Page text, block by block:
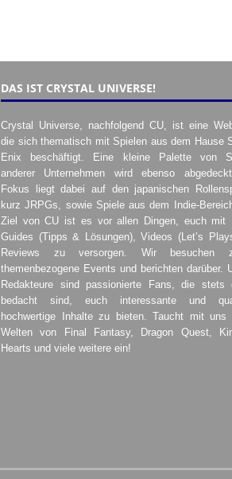
DAS IST CRYSTAL UNIVERSE!
Crystal Universe, nachfolgend CU, ist eine
die sich thematisch mit Spielen aus dem Hause
Enix beschäftigt. Eine kleine Palette von
anderer Unternehmen wird ebenso
Fokus liegt dabei auf den japanischen
kurz JRPGs, sowie Spiele aus dem Indie-
Ziel von CU ist es vor allen Dingen, euch mit
Guides (Tipps & Lösungen), Videos (Let’s
Reviews zu versorgen. Wir besuchen
themenbezogene Events und berichten darüber.
Redakteure sind passionierte Fans, die stets
bedacht sind, euch interessante und
hochwertige Inhalte zu bieten. Taucht mit
Welten von Final Fantasy, Dragon Quest,
Hearts und viele weitere ein!